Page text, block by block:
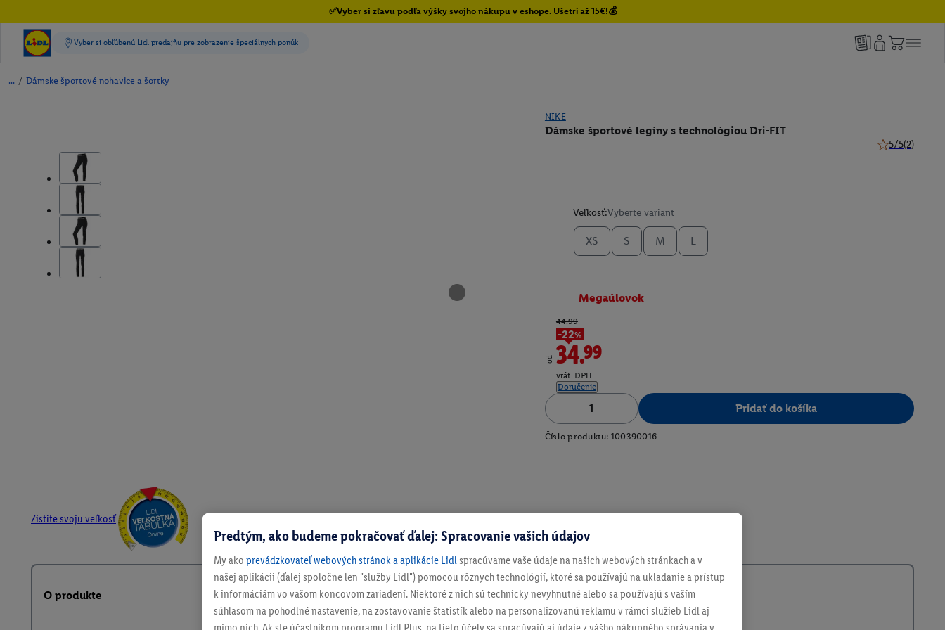
✅Vyber si zľavu podľa výšky svojho nákupu v eshope. Ušetri až 15€!💰
/ Dámske športové nohavice a šortky
NIKE
Dámske športové legíny s technológiou Dri-FIT
5/5(2)
Veľkosť:Vyberte variant
XS S M L
Megaúlovok
od
44.99
-22%
34.99
vrát. DPH
Doručenie
Pridať do košíka
Číslo produktu: 100390016
Zistite svoju veľkosť
O produkte
Predtým, ako budeme pokračovať ďalej: Spracovanie vašich údajov
My ako prevádzkovateľ webových stránok a aplikácie Lidl spracúvame vaše údaje na našich webových stránkach a v
našej aplikácii (ďalej spoločne len "služby Lidl") pomocou rôznych technológií, ktoré sa používajú na ukladanie a prístup
k informáciám vo vašom koncovom zariadení. Niektoré z nich sú technicky nevyhnutné alebo sa používajú s vaším
súhlasom na pohodlné nastavenie, na zostavovanie štatistík alebo na personalizovanú reklamu v rámci služieb Lidl aj
mimo nich. Ak ste účastníkom programu Lidl Plus, na tieto účely sa spracúvajú aj údaje z vášho nákupného správania v